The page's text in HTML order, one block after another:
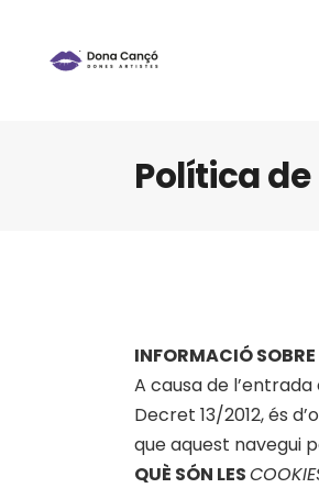
Política
INFORMACIÓ SOBRE
A causa de
Decret 13/2012, és
que aquest navegui
QUÈ SÓN LES